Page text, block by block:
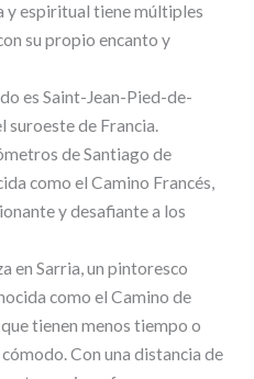
y espiritual tiene múltiples
su propio encanto y
es Saint-Jean-Pied-de-
suroeste de Francia.
de Santiago de
como el Camino Francés,
y desafiante a los
en Sarria, un pintoresco
como el Camino de
tienen menos tiempo o
Con una distancia de